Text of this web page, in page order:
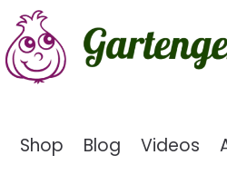
Shop Blog Videos